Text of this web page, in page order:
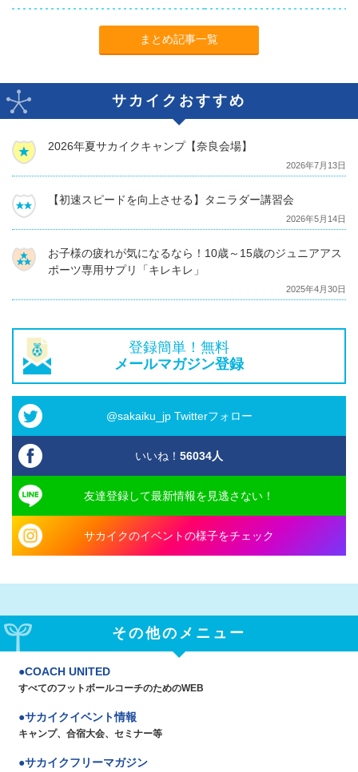
まとめ記事一覧
サカイクおすすめ
2026年夏サカイクキャンプ【奈良会場】
2026年7月13日
【初速スピードを向上させる】タニラダー講習会
2026年5月14日
お子様の疲れが気になるなら！10歳～15歳のジュニアアス
ポーツ専用サプリ「キレキレ」
2025年4月30日
登録簡単！無料
メールマガジン登録
@sakaiku_jp Twitterフォロー
いいね！ 56034人
友達登録して最新情報を見逃さない！
サカイクのイベントの様子をチェック
その他のメニュー
COACH UNITED
すべてのフットボールコーチのためのWEB
サカイクイベント情報
キャンプ、合宿大会、セミナー等
サカイクフリーマガジン